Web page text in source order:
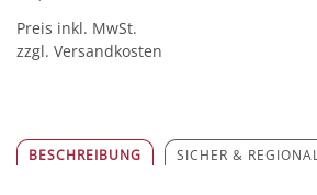
Preis inkl. MwSt.
zzgl. Versandkosten
BESCHREIBUNG SICHER &